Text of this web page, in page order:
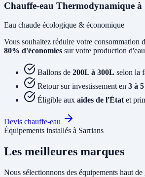
Chauffe-eau Thermodynamique à
Eau chaude écologique & économique
Vous souhaitez réduire votre consommation
80% d'économies sur votre production
Ballons de 200L à 300L selon la
Retour sur investissement en 3 à
Éligible aux aides de l'État et
Devis chauffe-eau
Équipements installés à Sarrians
Les meilleures marques
Nous sélectionnons des équipements haut